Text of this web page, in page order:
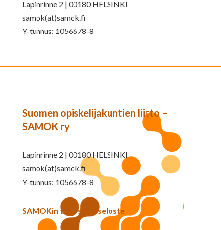
Lapinrinne 2 | 00180 HELSINKI
samok(at)samok.fi
Y-tunnus: 1056678-8
Suomen opiskelijakuntien liitto –
SAMOK ry
Lapinrinne 2 | 00180 HELSINKI
samok(at)samok.fi
Y-tunnus: 1056678-8
SAMOKin tietosuojaseloste